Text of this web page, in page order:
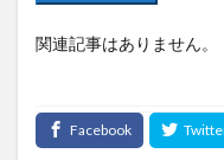
関連記事はありません。